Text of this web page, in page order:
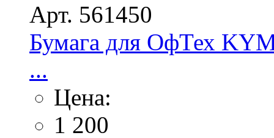
Арт. 561450
Бумага для ОфТех
...
Цена:
1 200